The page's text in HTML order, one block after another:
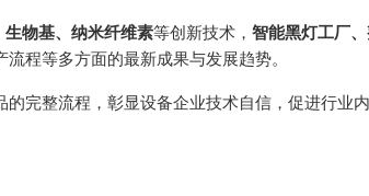
物基、纳米纤维素等创新技术， 智能黑灯工厂
程等多方面的最新成果与发展趋势。
完整流程，彰显设备企业技术自信，促进行业内